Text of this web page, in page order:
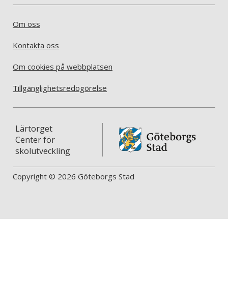
Om oss
Kontakta oss
Om cookies på webbplatsen
Tillgänglighetsredogörelse
Lärtorget
Center för
skolutveckling
Copyright © 2026 Göteborgs Stad